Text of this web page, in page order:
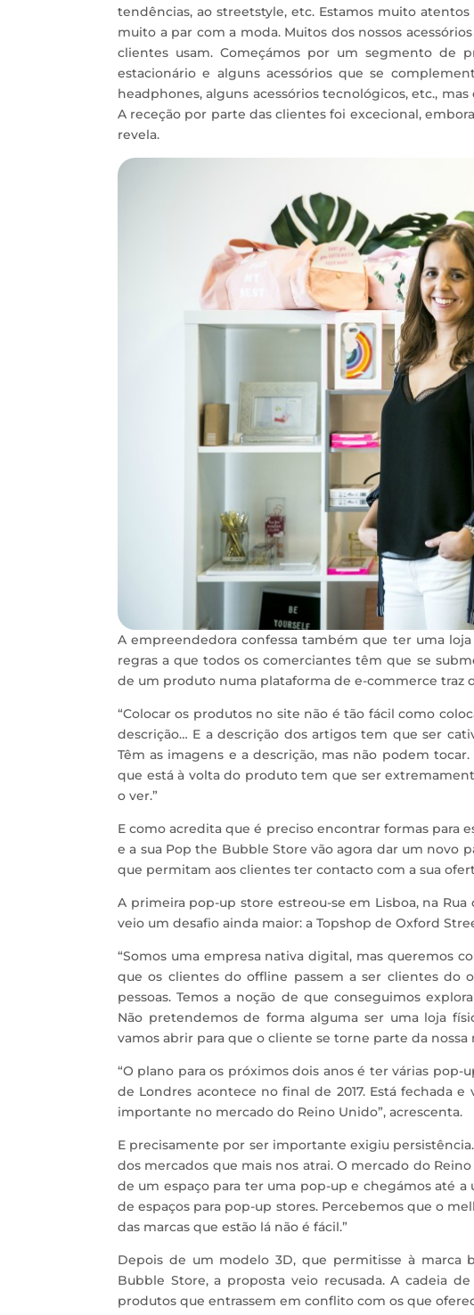
tendências, ao streetstyle, etc. Estamos muito
muito a par com a moda. Muitos dos nossos
clientes usam. Começámos por um segmento de
estacionário e alguns acessórios que se
headphones, alguns acessórios tecnológicos, etc.,
A receção por parte das clientes foi excecional,
revela.
A empreendedora confessa também que ter uma
regras a que todos os comerciantes têm que se
de um produto numa plataforma de e-commerce traz
“Colocar os produtos no site não é tão fácil como
descrição… E a descrição dos artigos tem que ser
Têm as imagens e a descrição, mas não podem
que está à volta do produto tem que ser
o ver.”
E como acredita que é preciso encontrar formas para
e a sua Pop the Bubble Store vão agora dar um novo
que permitam aos clientes ter contacto com a sua
A primeira pop-up store estreou-se em Lisboa, na
veio um desafio ainda maior: a Topshop de Oxford
“Somos uma empresa nativa digital, mas queremos
que os clientes do offline passem a ser clientes do
pessoas. Temos a noção de que conseguimos
Não pretendemos de forma alguma ser uma loja
vamos abrir para que o cliente se torne parte da nossa
“O plano para os próximos dois anos é ter várias
de Londres acontece no final de 2017. Está fechada
importante no mercado do Reino Unido”, acrescenta.
E precisamente por ser importante exigiu
dos mercados que mais nos atrai. O mercado do
de um espaço para ter uma pop-up e chegámos até
de espaços para pop-up stores. Percebemos que o
das marcas que estão lá não é fácil.”
Depois de um modelo 3D, que permitisse à
Bubble Store, a proposta veio recusada. A cadeia
produtos que entrassem em conflito com os que